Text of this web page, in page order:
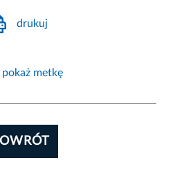
drukuj
pokaż metkę